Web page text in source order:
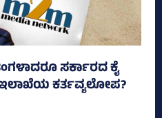
ಸರ್ಕಾರದ ಕೈ
ಕರ್ತವ್ಯಲೋಪ?